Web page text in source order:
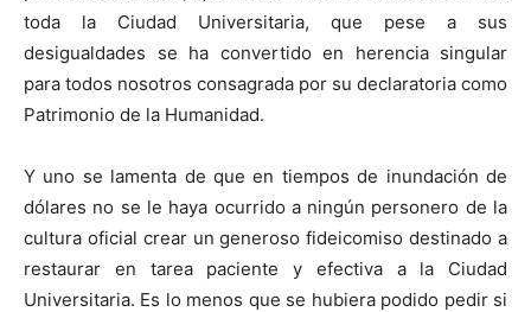
toda la Ciudad Universitaria, que pese a sus
desigualdades se ha convertido en herencia singular
para todos nosotros consagrada por su declaratoria como
Patrimonio de la Humanidad.
Y uno se lamenta de que en tiempos de inundación de
dólares no se le haya ocurrido a ningún personero de la
cultura oficial crear un generoso fideicomiso destinado a
restaurar en tarea paciente y efectiva a la Ciudad
Universitaria. Es lo menos que se hubiera podido pedir si